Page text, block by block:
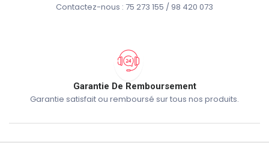
Contactez-nous : 75 273 155 / 98 420 073
Garantie De Remboursement
Garantie satisfait ou remboursé sur tous nos produits.